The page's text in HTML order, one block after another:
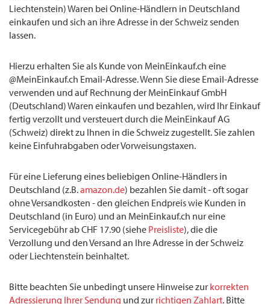
Liechtenstein) Waren bei Online-Händlern in Deutschland
einkaufen und sich an ihre Adresse in der Schweiz senden
lassen.
Hierzu erhalten Sie als Kunde von MeinEinkauf.ch eine
@MeinEinkauf.ch Email-Adresse. Wenn Sie diese Email-Adresse
verwenden und auf Rechnung der MeinEinkauf GmbH
(Deutschland) Waren einkaufen und bezahlen, wird Ihr Einkauf
fertig verzollt und versteuert durch die MeinEinkauf AG
(Schweiz) direkt zu Ihnen in die Schweiz zugestellt. Sie zahlen
keine Einfuhrabgaben oder Vorweisungstaxen.
Für eine Lieferung eines beliebigen Online-Händlers in
Deutschland (z.B.amazon.de) bezahlen Sie damit - oft sogar
ohne Versandkosten - den gleichen Endpreis wie Kunden in
Deutschland (in Euro) und an MeinEinkauf.ch nur eine
Servicegebühr ab CHF 17.90 (siehe Preisliste), die die
Verzollung und den Versand an Ihre Adresse in der Schweiz
oder Liechtenstein beinhaltet.
Bitte beachten Sie unbedingt unsere Hinweise zur korrekten
Adressierung Ihrer Sendung und zur richtigen Zahlart. Bitte